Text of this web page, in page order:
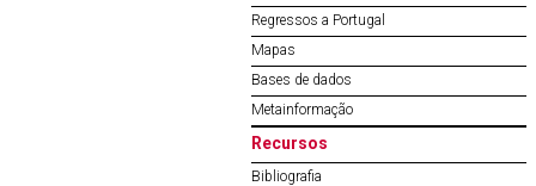
Regressos a Portugal
Mapas
Bases de dados
Metainformação
Recursos
Bibliografia